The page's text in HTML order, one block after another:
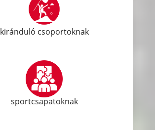
kiránduló csoportoknak
sportcsapatoknak